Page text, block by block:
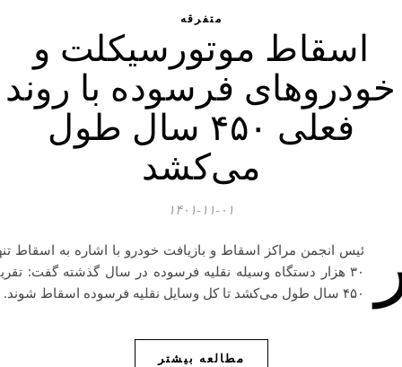
متفرقه
اسقاط موتورسیکلت و
خودروهای فرسوده با روند
فعلی ۴۵۰ سال طول
می‌کشد
۱۴۰۱-۱۱-۰۱
ئیس انجمن مراکز اسقاط و بازیافت خودرو با اشاره به اسقاط
۳۰ هزار دستگاه وسیله نقلیه فرسوده در سال گذشته گفت:
۴۵۰ سال طول می‌کشد تا کل وسایل نقلیه فرسوده اسقاط شوند.
مطالعه بیشتر